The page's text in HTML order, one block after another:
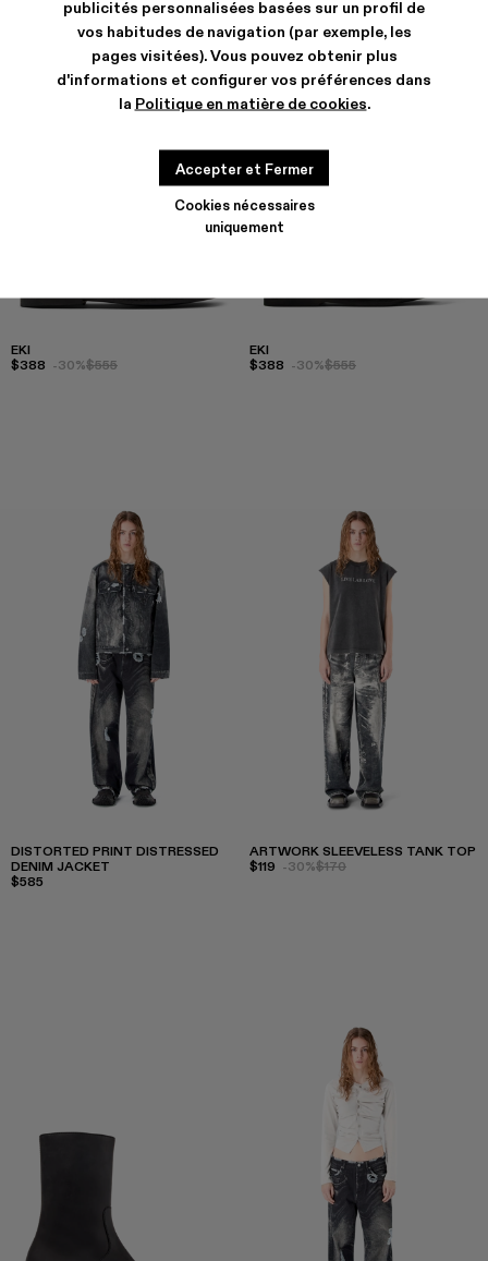
publicités personnalisées basées sur un profil de
vos habitudes de navigation (par exemple, les
pages visitées). Vous pouvez obtenir plus
d'informations et configurer vos préférences dans
la Politique en matière de cookies.
Cookies nécessaires
uniquement
Accepter et Fermer
EKI
$388 -30%$555
EKI
$388 -30%$555
DISTORTED PRINT DISTRESSED
DENIM JACKET
$585
ARTWORK SLEEVELESS TANK TOP
$119 -30%$170